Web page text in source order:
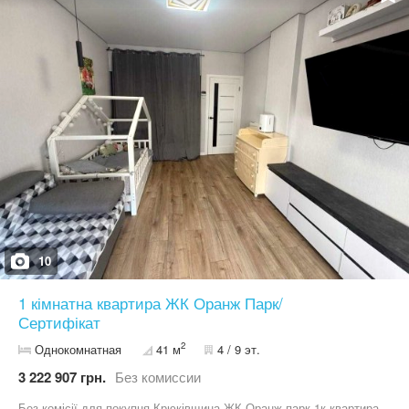
кухні) * Повністю укомплектована меблями та технікою * Тепла
підлога: санвузол, кухня, лоджія * Санвузол з душовою кабіною
* Утеплена та засклена лоджія Про будинок та ЖК: * Будинок
2021 року * Закрита територія * Охорона та контроль доступу *
Доглянута прибудинкова територія Документи: * У власності
більше 3 років * Можливий продаж за державними програмами
Локація: Крюківщина — зручний виїзд до Києва, поруч магазини,
транспорт, вся необхідна інфраструктура. Пишіть або
телефонуйте, щоб дізнатись деталі та домовитись про
перегляд. Ліна 09******58
10
1 кімнатна квартира ЖК Оранж Парк/
Сертифікат
Однокомнатная 41 м2 4 / 9 эт.
3 222 907 грн. Без комиссии